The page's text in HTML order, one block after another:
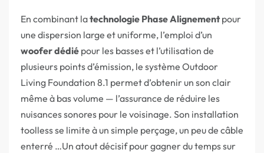
En combinant latechnologie Phase Alignementpour
une dispersion large et uniforme, l’emploi d’un
woofer dédié pour les basses et l’utilisation de
plusieurs points d’émission, le système Outdoor
Living Foundation 8.1 permet d’obtenir un son clair
même à bas volume — l’assurance de réduire les
nuisances sonores pour le voisinage. Son installation
toolless se limite à un simple perçage, un peu de câble
enterré …Un atout décisif pour gagner du temps sur